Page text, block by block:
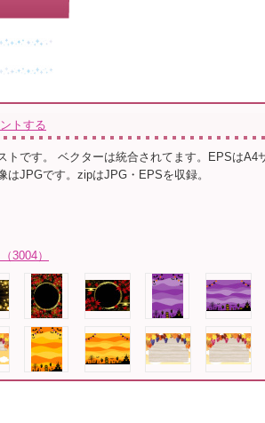
トする
トです。 ベクターは統合されてます。EPSはA4
はJPGです。zipはJPG・EPSを収録。
3004）